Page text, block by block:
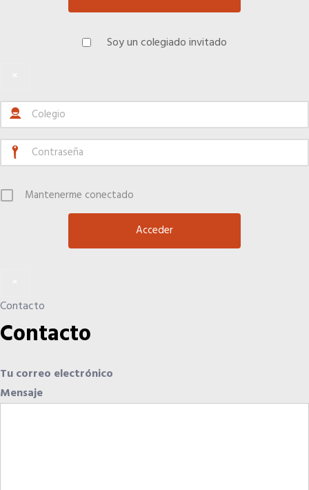
Soy un colegiado invitado
Mantenerme conectado
Contacto
Contacto
Tu correo electrónico
Mensaje